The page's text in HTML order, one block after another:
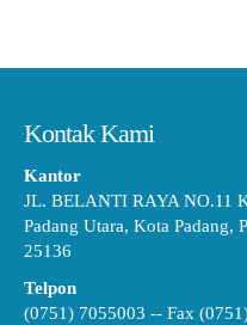
Kontak Kami
Kantor
JL. BELANTI RAYA NO.11
Padang Utara, Kota Padang,
25136
Telpon
(0751) 7055003 -- Fax